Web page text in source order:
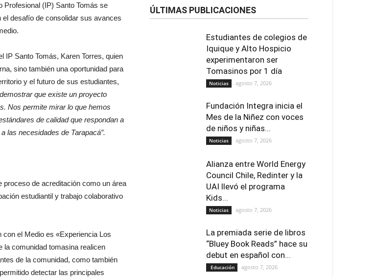
Profesional (IP) Santo Tomás se
desafío de consolidar sus avances
IP Santo Tomás, Karen Torres, quien
sino también una oportunidad para
y el futuro de sus estudiantes,
que existe un proyecto
Nos permite mirar lo que hemos
de calidad que respondan a
las necesidades de Tarapacá”.
proceso de acreditación como un área
estudiantil y trabajo colaborativo
el Medio es «Experiencia Los
la comunidad tomasina realicen
de la comunidad, como también
detectar las principales
ÚLTIMAS PUBLICACIONES
Estudiantes de colegios de
Iquique y Alto Hospicio
experimentaron ser
Tomasinos por 1 día
Noticias agosto 7, 2026
Fundación Integra inicia el
Mes de la Niñez con voces
de niños y niñas...
Noticias agosto 7, 2026
Alianza entre World Energy
Council Chile, Redinter y la
UAI llevó el programa
Kids...
Noticias agosto 7, 2026
La premiada serie de libros
“Bluey Book Reads” hace su
debut en español con...
Educación agosto 7, 2026